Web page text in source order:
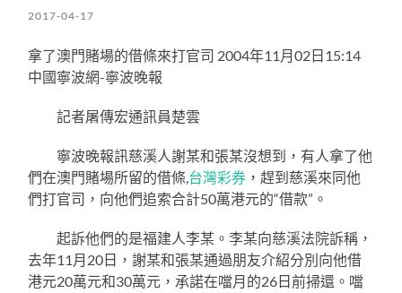
2017-04-17
拿了澳門賭場的借條來打官司 2004年11月02日15:14
中國寧波網-寧波晚報
記者屠傳宏通訊員楚雲
寧波晚報訊慈溪人謝某和張某沒想到，有人拿了他
們在澳門賭場所留的借條,台灣彩券 ，趕到慈溪來同他
們打官司，向他們追索合計50萬港元的“借款”。
起訴他們的是福建人李某。李某向慈溪法院訴稱，
去年11月20日，謝某和張某通過朋友介紹分別向他借
港元20萬元和30萬元，承諾在噹月的26日前掃還。噹